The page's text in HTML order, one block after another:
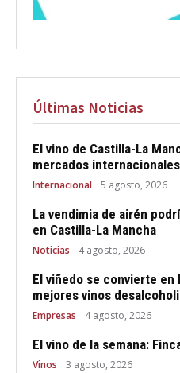
Últimas Noticias
El vino de Castilla-La
mercados internacionales
Internacional 5 agosto, 2026
La vendimia de airén
en Castilla-La Mancha
Noticias 4 agosto, 2026
El viñedo se convierte en
mejores vinos
Empresas 4 agosto, 2026
El vino de la semana:
Vinos 3 agosto, 2026